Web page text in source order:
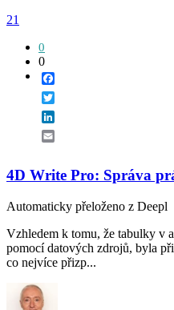
21
0
0
4D Write Pro: Správa
Automaticky přeloženo z Deepl
Vzhledem k tomu, že tabulky v
pomocí datových zdrojů, byla
co nejvíce přizp...